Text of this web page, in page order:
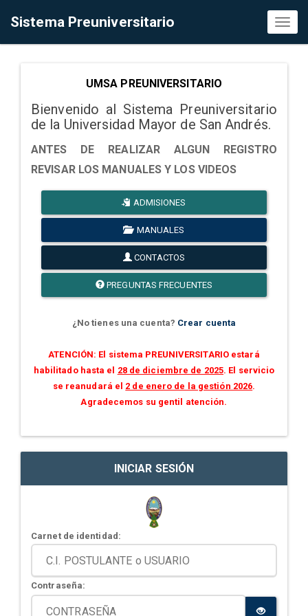
Sistema Preuniversitario
UMSA PREUNIVERSITARIO
Bienvenido al Sistema Preuniversitario
de la Universidad Mayor de San Andrés.
ANTES DE REALIZAR ALGUN REGISTRO
REVISAR LOS MANUALES Y LOS VIDEOS
ADMISIONES
MANUALES
CONTACTOS
PREGUNTAS FRECUENTES
¿No tienes una cuenta? Crear cuenta
ATENCIÓN: El sistema PREUNIVERSITARIO estará
habilitado hasta el 28 de diciembre de 2025. El servicio
se reanudará el 2 de enero de la gestión 2026.
Agradecemos su gentil atención.
INICIAR SESIÓN
Carnet de identidad:
Contraseña: